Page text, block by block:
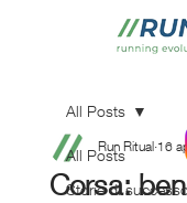
All Posts
Storie di
All Posts
Corsa:
Run Ritual 16